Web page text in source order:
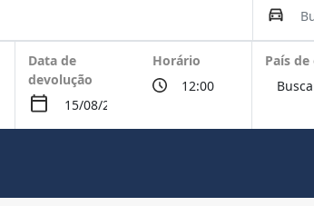
Data de
devolução
Horário País